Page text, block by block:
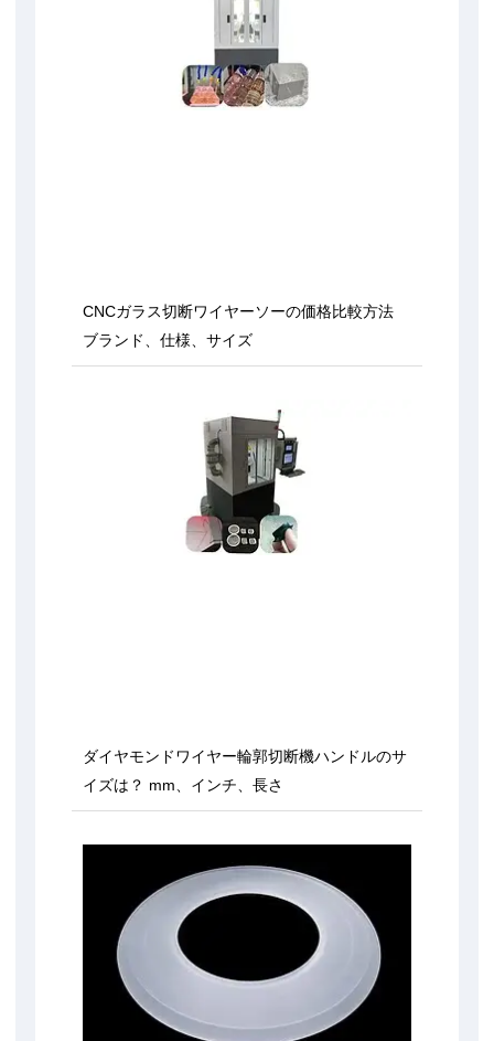
CNCガラス切断ワイヤーソーの価格比較方法
ブランド、仕様、サイズ
ダイヤモンドワイヤー輪郭切断機ハンドルのサ
イズは？ mm、インチ、長さ